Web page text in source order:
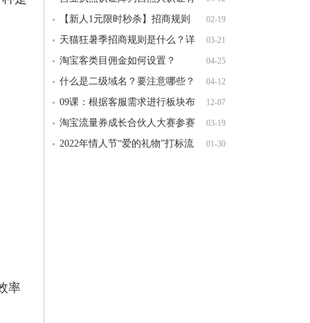
率
哪些要求以及流程是什么？
02-19
【新人1元限时秒杀】招商规则
是什么？详细规则讲解
03-21
天猫狂暑季招商规则是什么？详
细规则讲解
04-25
淘宝客类目佣金如何设置？
04-12
什么是二级域名？要注意哪些？
12-07
09课：根据客服需求进行板块布
局
03-19
淘宝流量券成长合伙人大赛参赛
要求是什么？
01-30
2022年情人节“爱的礼物”打标流